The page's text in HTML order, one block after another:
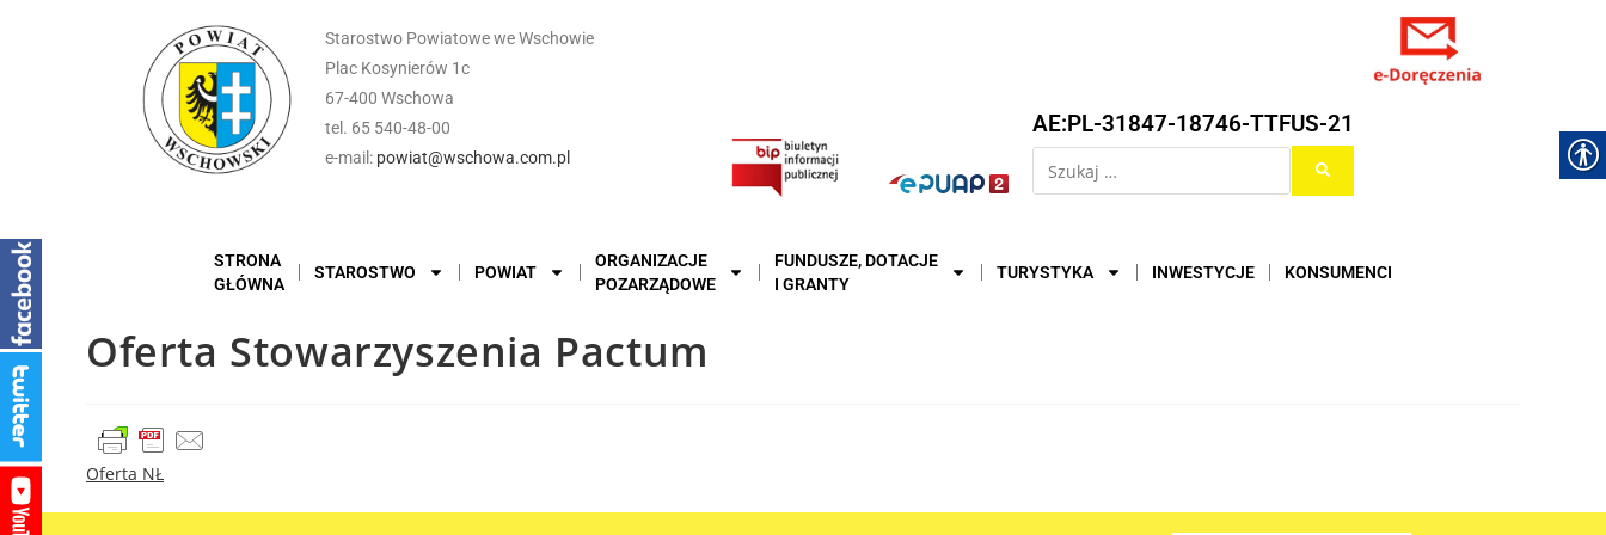
Starostwo Powiatowe we Wschowie
Plac Kosynierów 1c
67-400 Wschowa
tel. 65 540-48-00
e-mail: powiat@wschowa.com.pl
AE:PL-31847-18746-TTFUS-21
STRONA
GŁÓWNA
STAROSTWO POWIAT
ORGANIZACJE
POZARZĄDOWE
FUNDUSZE, DOTACJE
I GRANTY
TURYSTYKA INWESTYCJE KONSUMENCI
Oferta Stowarzyszenia Pactum
Oferta NŁ